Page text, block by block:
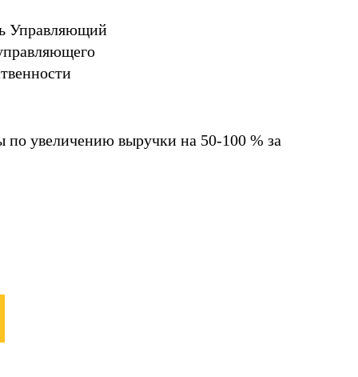
Управляющий
по увеличению выручки на 50-100 % за